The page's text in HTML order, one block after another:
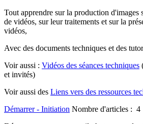
Tout apprendre sur la production d'images
de vidéos, sur leur traitements et sur la
vidéos,
Avec des documents techniques et des
Voir aussi : Vidéos des séances techniques
et invités)
Voir aussi des Liens vers des ressources
Démarrer - Initiation Nombre d'articles : 4